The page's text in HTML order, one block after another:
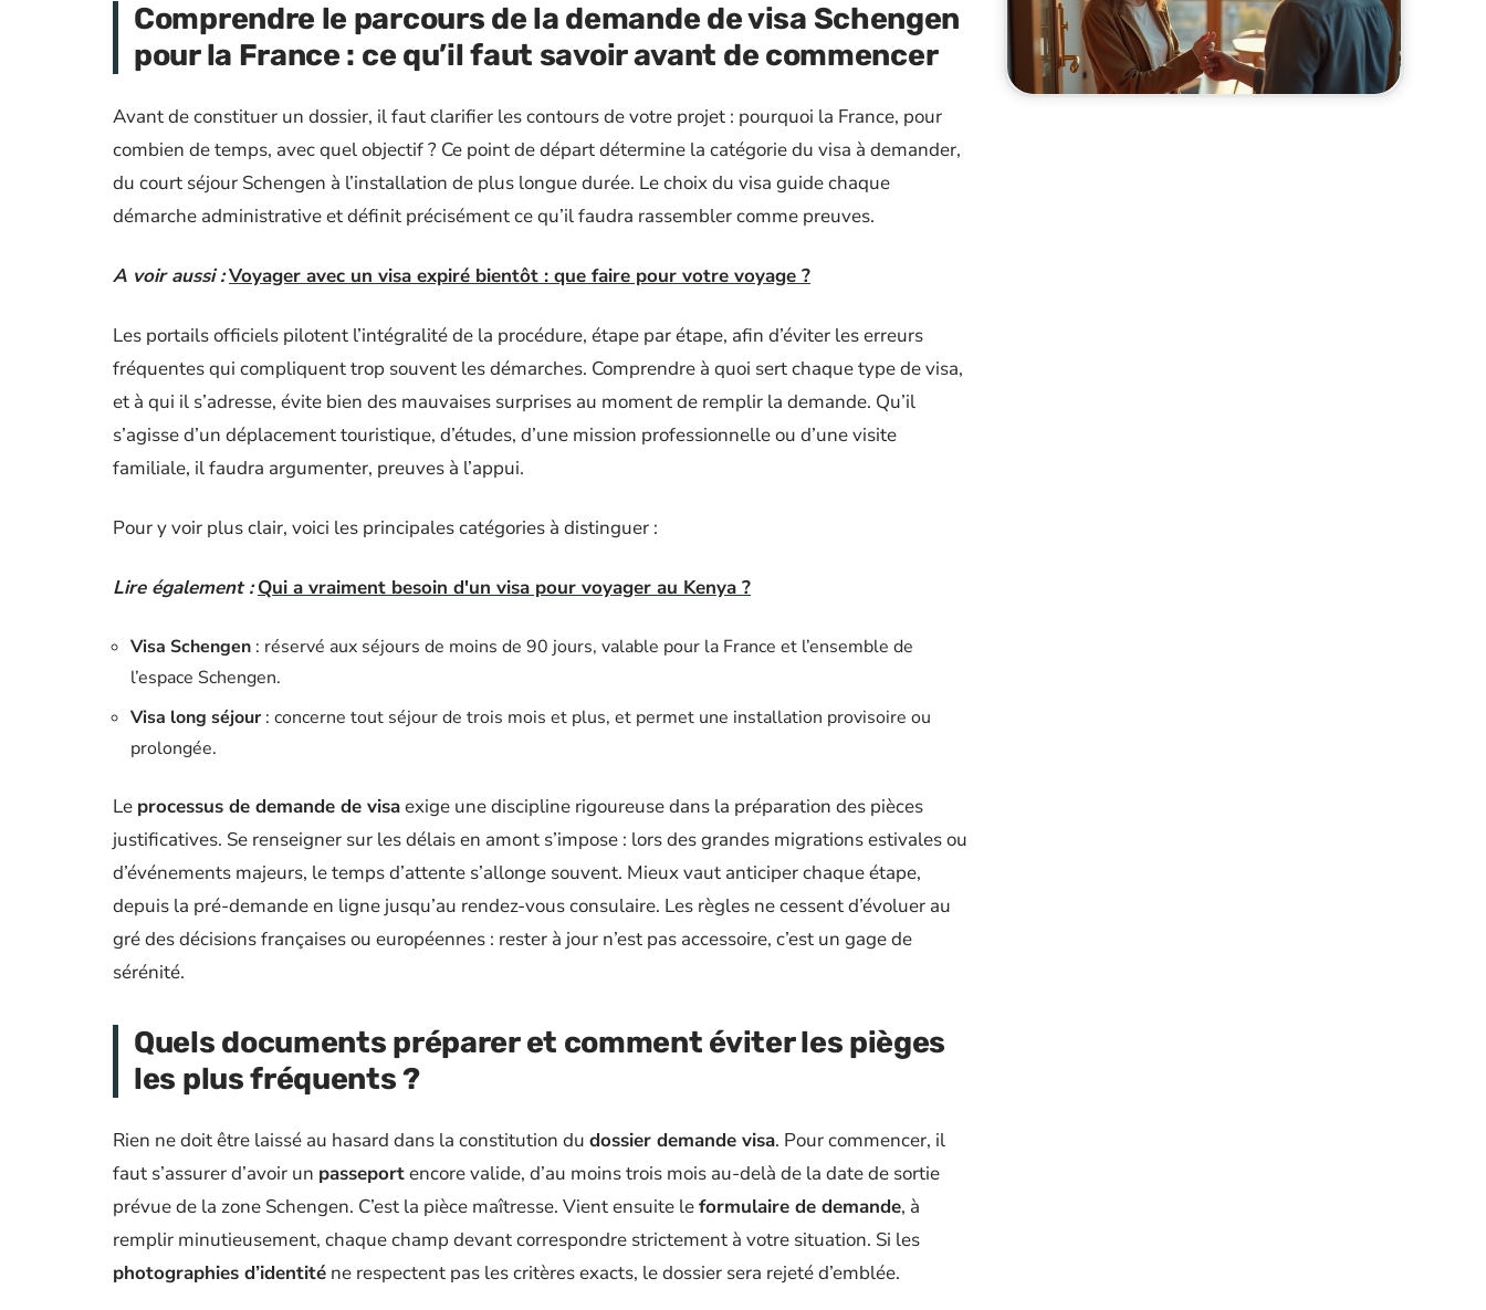
Comprendre le parcours de la demande de visa Schengen
pour la France : ce qu’il faut savoir avant de commencer
Avant de constituer un dossier, il faut clarifier les contours de votre projet : pourquoi la France, pour
combien de temps, avec quel objectif ? Ce point de départ détermine la catégorie du visa à demander,
du court séjour Schengen à l’installation de plus longue durée. Le choix du visa guide chaque
démarche administrative et définit précisément ce qu’il faudra rassembler comme preuves.
A voir aussi :Voyager avec un visa expiré bientôt : que faire pour votre voyage ?
Les portails officiels pilotent l’intégralité de la procédure, étape par étape, afin d’éviter les erreurs
fréquentes qui compliquent trop souvent les démarches. Comprendre à quoi sert chaque type de visa,
et à qui il s’adresse, évite bien des mauvaises surprises au moment de remplir la demande. Qu’il
s’agisse d’un déplacement touristique, d’études, d’une mission professionnelle ou d’une visite
familiale, il faudra argumenter, preuves à l’appui.
Pour y voir plus clair, voici les principales catégories à distinguer :
Lire également : Qui a vraiment besoin d'un visa pour voyager au Kenya ?
Visa Schengen : réservé aux séjours de moins de 90 jours, valable pour la France et l’ensemble de
l’espace Schengen.
Visa long séjour : concerne tout séjour de trois mois et plus, et permet une installation provisoire ou
prolongée.
Le processus de demande de visaexige une discipline rigoureuse dans la préparation des pièces
justificatives. Se renseigner sur les délais en amont s’impose : lors des grandes migrations estivales ou
d’événements majeurs, le temps d’attente s’allonge souvent. Mieux vaut anticiper chaque étape,
depuis la pré-demande en ligne jusqu’au rendez-vous consulaire. Les règles ne cessent d’évoluer au
gré des décisions françaises ou européennes : rester à jour n’est pas accessoire, c’est un gage de
sérénité.
Quels documents préparer et comment éviter les pièges
les plus fréquents ?
Rien ne doit être laissé au hasard dans la constitution du dossier demande visa. Pour commencer, il
faut s’assurer d’avoir un passeportencore valide, d’au moins trois mois au-delà de la date de sortie
prévue de la zone Schengen. C’est la pièce maîtresse. Vient ensuite leformulaire de demande, à
remplir minutieusement, chaque champ devant correspondre strictement à votre situation. Si les
photographies d’identité ne respectent pas les critères exacts, le dossier sera rejeté d’emblée.